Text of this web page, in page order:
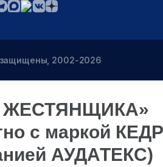
защищены, 2002-2026